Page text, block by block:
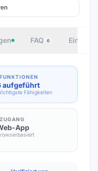
FAQ 6
FUNKTIONEN
aufgeführt
Fähigkeiten
ZUGANG
App